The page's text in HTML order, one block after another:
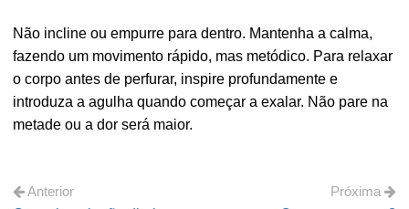
Não incline ou empurre para dentro. Mantenha a calma,
fazendo um movimento rápido, mas metódico. Para relaxar
o corpo antes de perfurar, inspire profundamente e
introduza a agulha quando começar a exalar. Não pare na
metade ou a dor será maior.
Anterior
Próxima